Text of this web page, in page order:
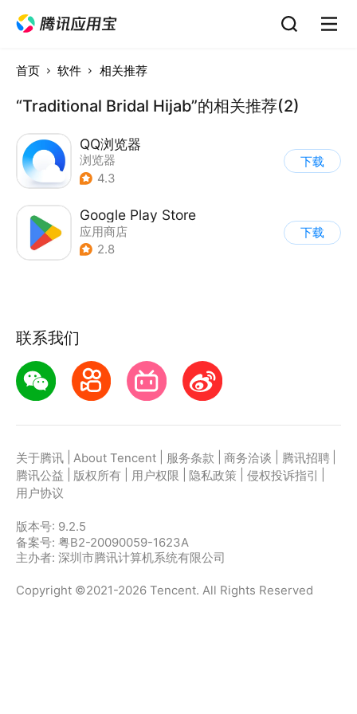
首页 软件 相关推荐
“Traditional Bridal Hijab”的相关推荐(2)
QQ浏览器
浏览器
4.3
下载
Google Play Store
应用商店
2.8
下载
联系我们
关于腾讯 About Tencent 服务条款 商务洽谈 腾讯招聘
腾讯公益
版权所有 用户权限 隐私政策 侵权投诉指引
用户协议
版本号: 9.2.5
备案号: 粤B2-20090059-1623A
主办者: 深圳市腾讯计算机系统有限公司
Copyright ©2021-2026 Tencent. All Rights Reserved